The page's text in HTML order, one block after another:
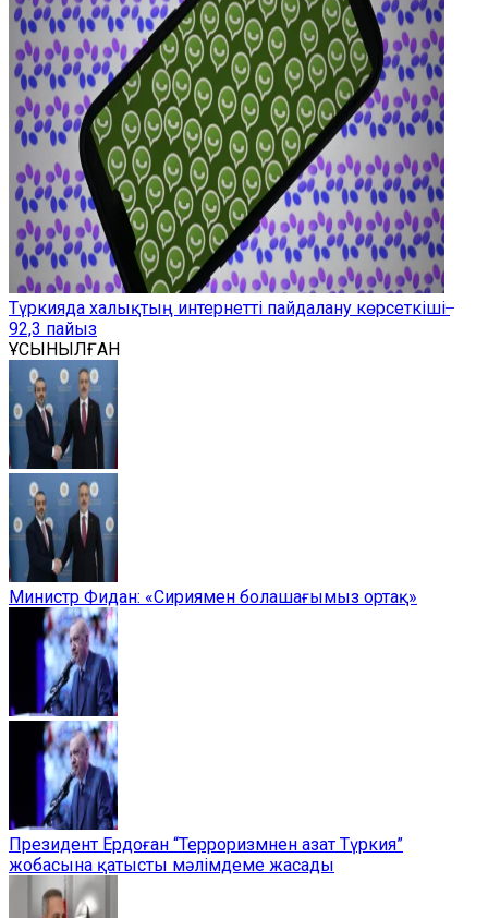
Түркияда халықтың интернетті пайдалану көрсеткіші ̶
92,3 пайыз
ҰСЫНЫЛҒАН
Министр Фидан: «Сириямен болашағымыз ортақ»
Президент Ердоған “Терроризмнен азат Түркия”
жобасына қатысты мәлімдеме жасады